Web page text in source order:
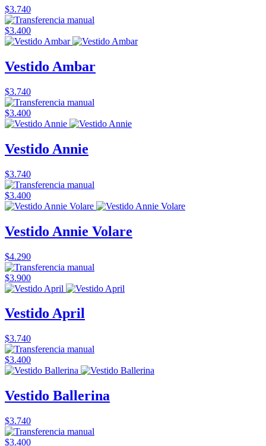
$3.740
$3.400
Vestido Ambar
$3.740
$3.400
Vestido Annie
$3.740
$3.400
Vestido Annie Volare
$4.290
$3.900
Vestido April
$3.740
$3.400
Vestido Ballerina
$3.740
$3.400